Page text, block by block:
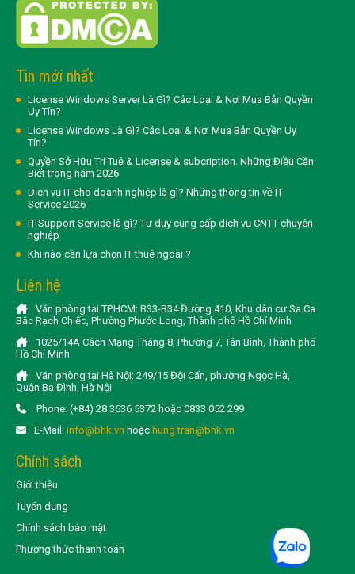
Tin mới nhất
License Windows Server Là Gì? Các Loại & Nơi Mua Bản Quyền
Uy Tín?
License Windows Là Gì? Các Loại & Nơi Mua Bản Quyền Uy
Tín?
Quyền Sở Hữu Trí Tuệ & License & subcription. Những Điều Cần
Biết trong năm 2026
Dịch vụ IT cho doanh nghiệp là gì? Những thông tin về IT
Service 2026
IT Support Service là gì? Tư duy cung cấp dịch vụ CNTT chuyên
nghiệp
Khi nào cần lựa chọn IT thuê ngoài ?
Liên hệ
Văn phòng tại TP.HCM: B33-B34 Đường 410, Khu dân cư Sa Ca
Bắc Rạch Chiếc, Phường Phước Long, Thành phố Hồ Chí Minh
1025/14A Cách Mạng Tháng 8, Phường 7, Tân Bình, Thành phố
Hồ Chí Minh
Văn phòng tại Hà Nội: 249/15 Đội Cấn, phường Ngọc Hà,
Quận Ba Đình, Hà Nội
Phone: (+84) 28 3636 5372 hoặc 0833 052 299
E-Mail: info@bhk.vn hoặc hung.tran@bhk.vn
Chính sách
Giới thiệu
Tuyển dụng
Chính sách bảo mật
Phương thức thanh toán